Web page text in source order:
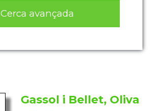
Cerca avançada
Gassol i Bellet, Oliva